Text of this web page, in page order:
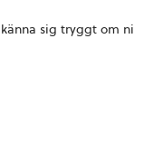
sig tryggt om ni